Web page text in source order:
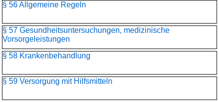
§ 56 Allgemeine Regeln
§ 57 Gesundheitsuntersuchungen, medizinische
Vorsorgeleistungen
§ 58 Krankenbehandlung
§ 59 Versorgung mit Hilfsmitteln